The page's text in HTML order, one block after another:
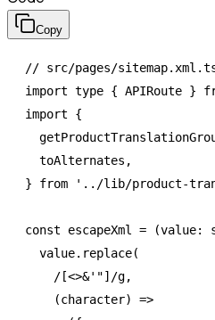
Copy
// src/pages/
import type { APIRoute }
import {
  toAlternates
,
} from '../lib/product-
const escapeXml = (value:
  value
.replace(
    /[<>&'"]/
g,
    (character)
=>